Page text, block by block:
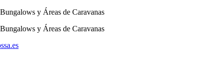
y Áreas de Caravanas
y Áreas de Caravanas